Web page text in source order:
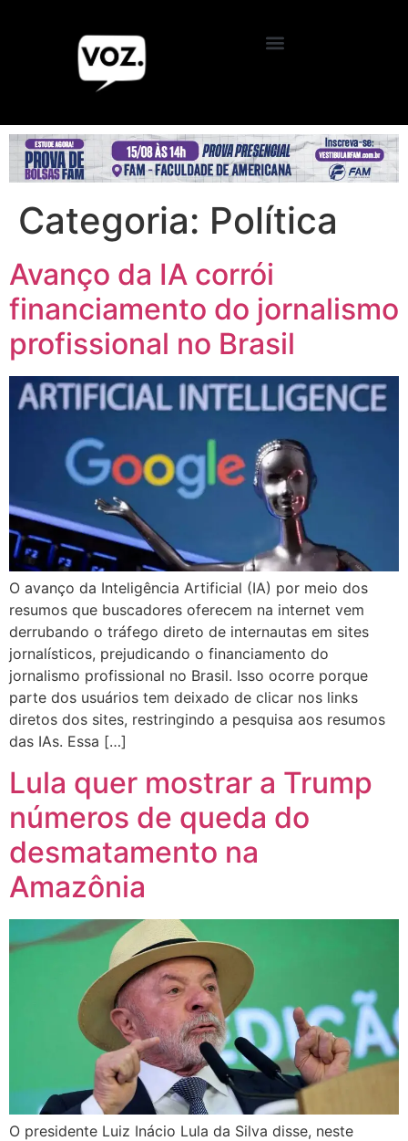
Categoria: Política
Avanço da IA corrói
financiamento do jornalismo
profissional no Brasil
O avanço da Inteligência Artificial (IA) por meio dos
resumos que buscadores oferecem na internet vem
derrubando o tráfego direto de internautas em sites
jornalísticos, prejudicando o financiamento do
jornalismo profissional no Brasil. Isso ocorre porque
parte dos usuários tem deixado de clicar nos links
diretos dos sites, restringindo a pesquisa aos resumos
das IAs. Essa […]
Lula quer mostrar a Trump
números de queda do
desmatamento na
Amazônia
O presidente Luiz Inácio Lula da Silva disse, neste